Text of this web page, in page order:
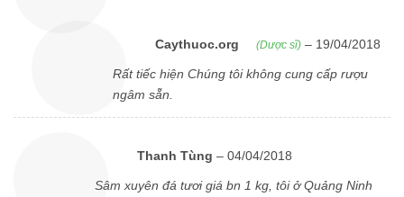
Caythuoc.org (Dược sĩ) – 19/04/2018
Rất tiếc hiện Chúng tôi không cung cấp rượu
ngâm sẵn.
Thanh Tùng – 04/04/2018
Sâm xuyên đá tươi giá bn 1 kg, tôi ở Quảng Ninh